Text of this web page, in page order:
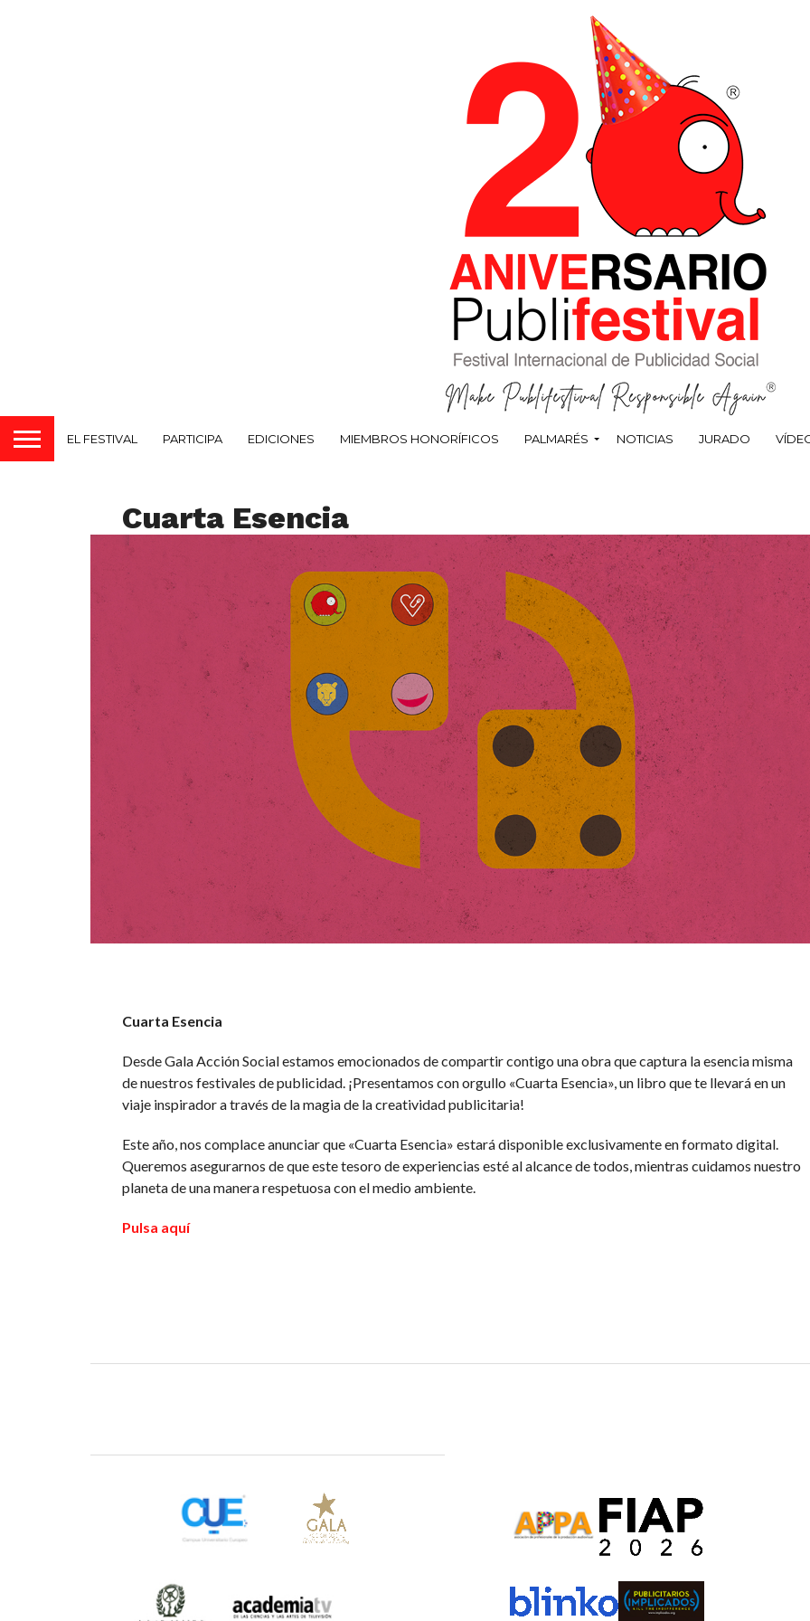
EL FESTIVAL PARTICIPA EDICIONES MIEMBROS HONORÍFICOS PALMARÉS NOTICIAS JURADO
Cuarta Esencia
Cuarta Esencia
Desde Gala Acción Social estamos emocionados de compartir contigo una obra que captura la esencia misma
de nuestros festivales de publicidad. ¡Presentamos con orgullo «Cuarta Esencia», un libro que te llevará en un
viaje inspirador a través de la magia de la creatividad publicitaria!
Este año, nos complace anunciar que «Cuarta Esencia» estará disponible exclusivamente en formato digital.
Queremos asegurarnos de que este tesoro de experiencias esté al alcance de todos, mientras cuidamos nuestro
planeta de una manera respetuosa con el medio ambiente.
Pulsa aquí